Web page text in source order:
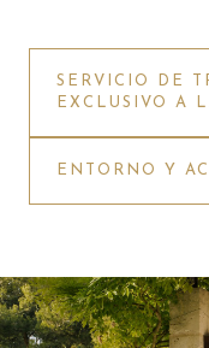
SERVICIO DE
EXCLUSIVO A
ENTORNO Y